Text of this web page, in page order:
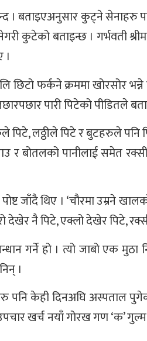
। बताइएअनुसार कुट्ने सेनाहरु
कुटेको बताइन्छ । गर्भवती
फर्कने क्रममा खोरसोर
पारी पिटेको पीडितले
लठ्ठीले पिटे र बुटहरुले पनि
र बोतलको पानीलाई समेत
जाँदै थिए । ‘चौरमा उम्रने
देखेर नै पिटे, एक्लो देखेर पिटे,
गर्ने हो । त्यो जाबो एक मुठा
।
पनि केही दिनअघि अस्पताल
खर्च नयाँ गोरख गण ‘क’ गुल्म